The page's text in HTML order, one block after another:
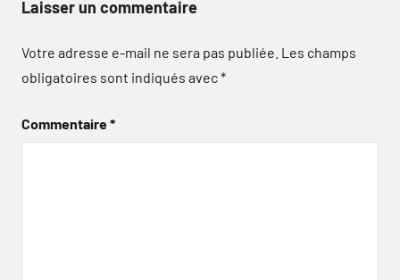
Laisser un commentaire
Votre adresse e-mail ne sera pas publiée. Les champs
obligatoires sont indiqués avec*
Commentaire*